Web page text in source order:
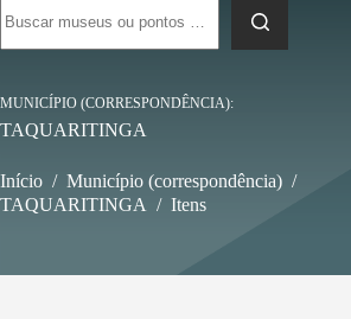
resultados
MUNICÍPIO (CORRESPONDÊNCIA)
TAQUARITINGA
Início / Município (correspondência) /
TAQUARITINGA / Itens